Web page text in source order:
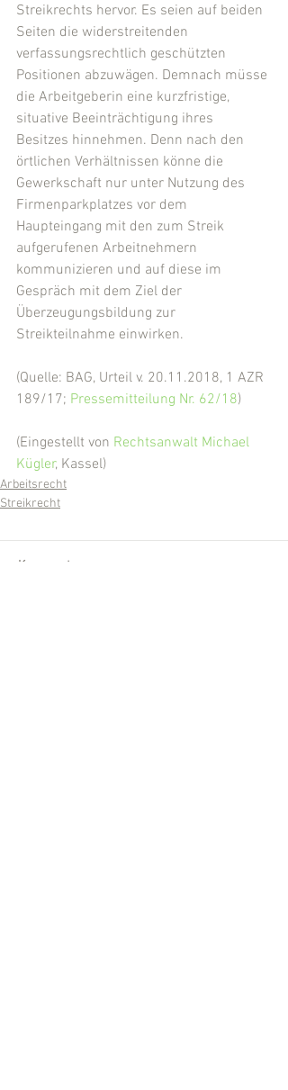
Streikrechts hervor. Es seien auf beiden
Seiten die widerstreitenden
verfassungsrechtlich geschützten
Positionen abzuwägen. Demnach müsse
die Arbeitgeberin eine kurzfristige,
situative Beeinträchtigung ihres
Besitzes hinnehmen. Denn nach den
örtlichen Verhältnissen könne die
Gewerkschaft nur unter Nutzung des
Firmenparkplatzes vor dem
Haupteingang mit den zum Streik
aufgerufenen Arbeitnehmern
kommunizieren und auf diese im
Gespräch mit dem Ziel der
Überzeugungsbildung zur
Streikteilnahme einwirken.
(Quelle: BAG, Urteil v. 20.11.2018, 1 AZR
189/17; Pressemitteilung Nr. 62/18)
(Eingestellt von Rechtsanwalt Michael
Kügler, Kassel)
Arbeitsrecht
Streikrecht
Kommentare